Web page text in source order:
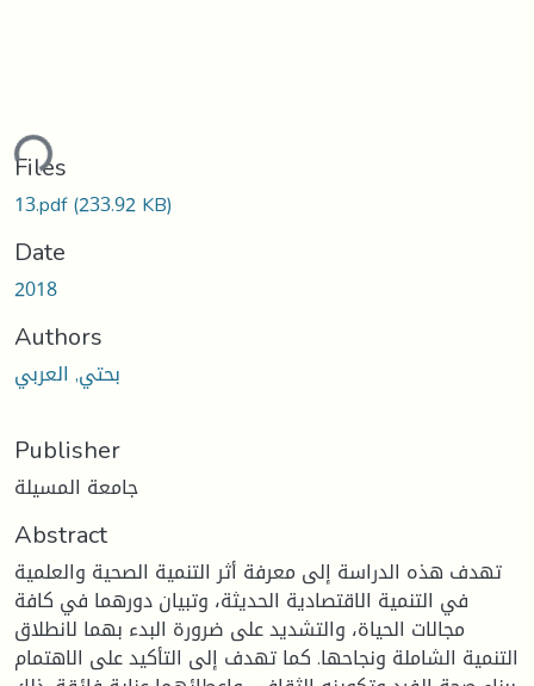
Files
13.pdf(233.92 KB)
Date
2018
Authors
بحتي, العربي
Publisher
جامعة المسيلة
Abstract
تهدف هذه الدراسة إلى معرفة أثر التنمية الصحية والعلمية
في التنمية الاقتصادية الحديثة، وتبيان دورهما في كافة
مجالات الحياة، والتشديد على ضرورة البدء بهما لانطلاق
التنمية الشاملة ونجاحها. كما تهدف إلى التأكيد على الاهتمام